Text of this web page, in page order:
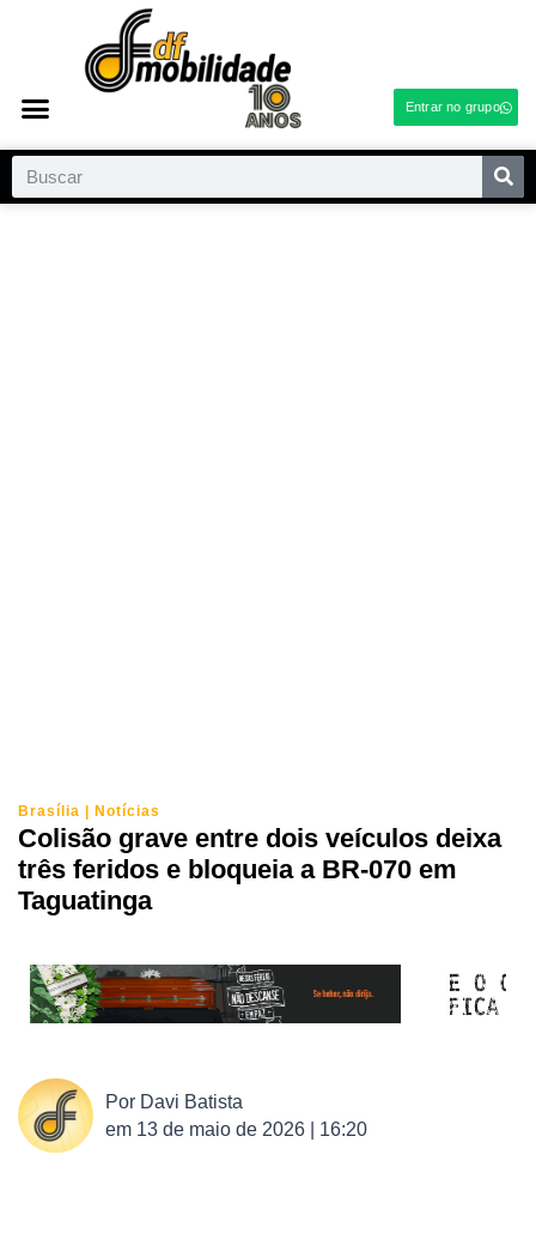
Entrar no grupo
Brasília | Notícias
Colisão grave entre dois veículos deixa
três feridos e bloqueia a BR-070 em
Taguatinga
Por Davi Batista
em 13 de maio de 2026 | 16:20